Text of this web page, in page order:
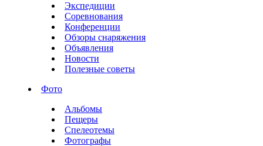
Экспедиции
Соревнования
Конференции
Обзоры снаряжения
Объявления
Новости
Полезные советы
Фото
Альбомы
Пещеры
Спелеотемы
Фотографы